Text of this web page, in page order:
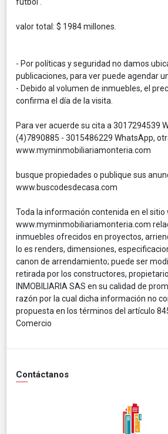
valor total: $ 1984 millones.
- Por políticas y seguridad no damos
publicaciones, para ver puede agendar
- Debido al volumen de inmuebles, el
confirma el día de la visita.
Para ver acuerde su cita a 3017294539
(4)7890885 - 3015486229 WhatsApp,
www.myminmobiliariamonteria.com
busque propiedades o publique sus
www.buscodesdecasa.com
Toda la información contenida en el sitio
www.myminmobiliariamonteria.com
inmuebles ofrecidos en proyectos,
lo es renders, dimensiones,
canon de arrendamiento; puede ser
retirada por los constructores,
INMOBILIARIA SAS en su calidad de
razón por la cual dicha información no
propuesta en los términos del artículo
Comercio
Contáctanos